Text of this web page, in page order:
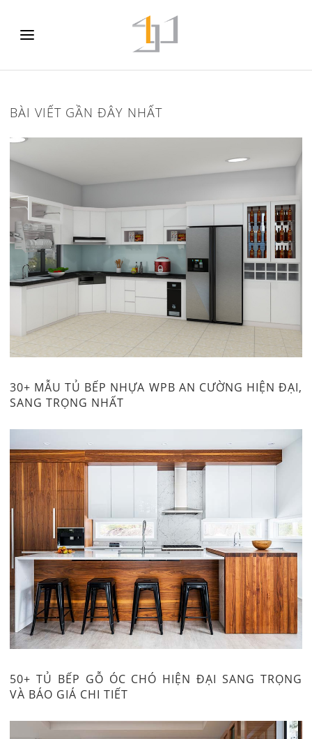
BÀI VIẾT GẦN ĐÂY NHẤT
30+ MẪU TỦ BẾP NHỰA WPB AN CƯỜNG HIỆN ĐẠI,
SANG TRỌNG NHẤT
50+ TỦ BẾP GỖ ÓC CHÓ HIỆN ĐẠI SANG TRỌNG
VÀ BÁO GIÁ CHI TIẾT